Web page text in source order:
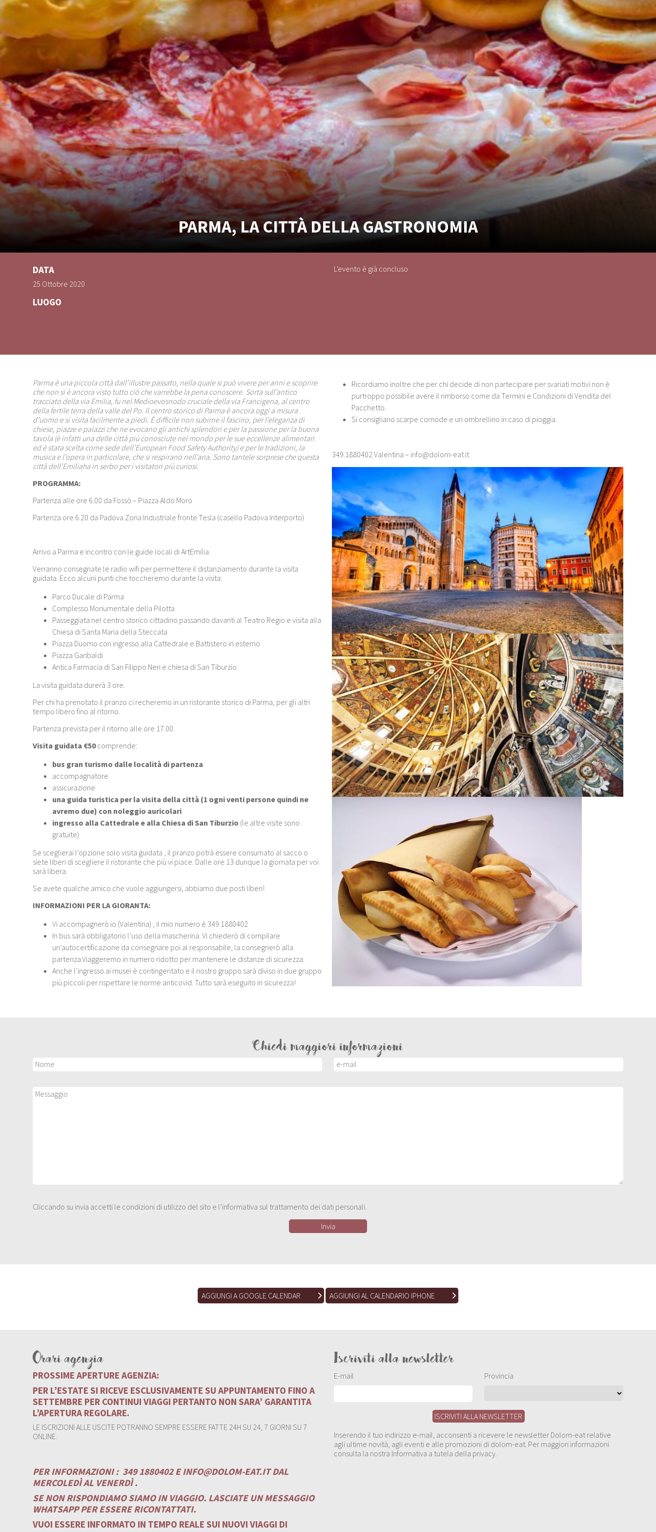
PARMA, LA CITTÀ DELLA GASTRONOMIA
DATA
25 Ottobre 2020
LUOGO
L'evento è già concluso
Parma è una piccola città dall’illustre passato, nella quale si può vivere per anni e scoprire
che non si è ancora visto tutto ciò che varrebbe la pena conoscere. Sorta sull’antico
tracciato della via Emilia, fu nel Medioevosnodo cruciale della via Francigena, al centro
della fertile terra della valle del Po. Il centro storico di Parma è ancora oggi a misura
d’uomo e si visita facilmente a piedi. È difficile non subirne il fascino, per l’eleganza di
chiese, piazze e palazzi che ne evocano gli antichi splendori e per la passione per la buona
tavola (è infatti una delle città più conosciute nel mondo per le sue eccellenze alimentari
ed è stata scelta come sede dell’European Food Safety Authority) e per le tradizioni, la
musica e l’opera in particolare, che si respirano nell’aria. Sono tantele sorprese che questa
città dell’Emiliaha in serbo per i visitatori più curiosi.
PROGRAMMA:
Partenza alle ore 6.00 da Fossò – Piazza Aldo Moro
Partenza ore 6.20 da Padova Zona Industriale fronte Tesla (casello Padova Interporto)
Arrivo a Parma e incontro con le guide locali di ArtEmilia.
Verranno consegnate le radio wifi per permettere il distanziamento durante la visita
guidata. Ecco alcuni punti che toccheremo durante la visita:
Parco Ducale di Parma
Complesso Monumentale della Pilotta
Passeggiata nel centro storico cittadino passando davanti al Teatro Regio e visita alla
Chiesa di Santa Maria della Steccata
Piazza Duomo con ingresso alla Cattedrale e Battistero in esterno
Piazza Garibaldi
Antica Farmacia di San Filippo Neri e chiesa di San Tiburzio
La visita guidata durerà 3 ore.
Per chi ha prenotato il pranzo ci recheremo in un ristorante storico di Parma, per gli altri
tempo libero fino al ritorno.
Partenza prevista per il ritorno alle ore 17.00.
Visita guidata €50comprende:
bus gran turismo dalle località di partenza
accompagnatore
assicurazione
una guida turistica per la visita della città (1 ogni venti persone quindi ne
avremo due) con noleggio auricolari
ingresso alla Cattedrale e alla Chiesa di San Tiburzio (le altre visite sono
gratuite)
Se sceglierai l’opzione solo visita guidata , il pranzo potrà essere consumato al sacco o
siete liberi di scegliere il ristorante che più vi piace. Dalle ore 13 dunque la giornata per voi
sarà libera.
Se avete qualche amico che vuole aggiungersi, abbiamo due posti liberi!
INFORMAZIONI PER LA GIORANTA:
Vi accompagnerò io (Valentina) , il mio numero è 349 1880402
In bus sarà obbligatorio l’uso della mascherina. Vi chiederò di compilare
un’autocertificazione da consegnare poi al responsabile, la consegnerò alla
partenza.Viaggeremo in numero ridotto per mantenere le distanze di sicurezza.
Anche l’ingresso ai musei è contingentato e il nostro gruppo sarà diviso in due gruppo
più piccoli per rispettare le norme anticovid. Tutto sarà eseguito in sicurezza!
Ricordiamo inoltre che per chi decide di non partecipare per svariati motivi non è
purtroppo possibile avere il rimborso come da Termini e Condizioni di Vendita del
Pacchetto.
Si consigliano scarpe comode e un ombrellino in caso di pioggia.
349.1880402 Valentina – info@dolom-eat.it
Chiedi maggiori informazioni
Cliccando su invia accetti le condizioni di utilizzo del sito e l’informativa sul trattamento dei dati personali.
AGGIUNGI A GOOGLE CALENDAR AGGIUNGI AL CALENDARIO IPHONE
Orari agenzia
PROSSIME APERTURE AGENZIA:
PER L’ESTATE SI RICEVE ESCLUSIVAMENTE SU APPUNTAMENTO FINO A
SETTEMBRE PER CONTINUI VIAGGI PERTANTO NON SARA’ GARANTITA
L’APERTURA REGOLARE.
LE ISCRIZIONI ALLE USCITE POTRANNO SEMPRE ESSERE FATTE 24H SU 24, 7 GIORNI SU 7
ONLINE.
PER INFORMAZIONI : 349 1880402 EINFO@DOLOM-EAT.ITDAL
MERCOLEDÌ AL VENERDÌ .
SE NON RISPONDIAMO SIAMO IN VIAGGIO. LASCIATE UN MESSAGGIO
WHATSAPP PER ESSERE RICONTATTATI.
VUOI ESSERE INFORMATO IN TEMPO REALE SUI NUOVI VIAGGI DI
Iscriviti alla newsletter
E-mail Provincia
Inserendo il tuo indirizzo e-mail, acconsenti a ricevere le newsletter Dolom-eat relative
agli ultime novità, agli eventi e alle promozioni di dolom-eat. Per maggiori informazioni
consulta la nostra Informativa a tutela della privacy.